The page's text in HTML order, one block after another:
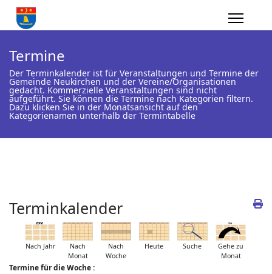
Termine
Der Terminkalender ist für Veranstaltungen und Termine der
Gemeinde Neukirchen und der Vereine/Organisationen
gedacht. Kommerzielle Veranstaltungen sind nicht
aufgeführt. Sie können die Termine nach Kategorien filtern.
Dazu klicken Sie in der Monatsansicht auf den
Kategorienamen unterhalb der Termintabelle
Terminkalender
Nach Jahr
Nach
Monat
Nach
Woche
Heute Suche
Gehe zu
Monat
Termine für die Woche :